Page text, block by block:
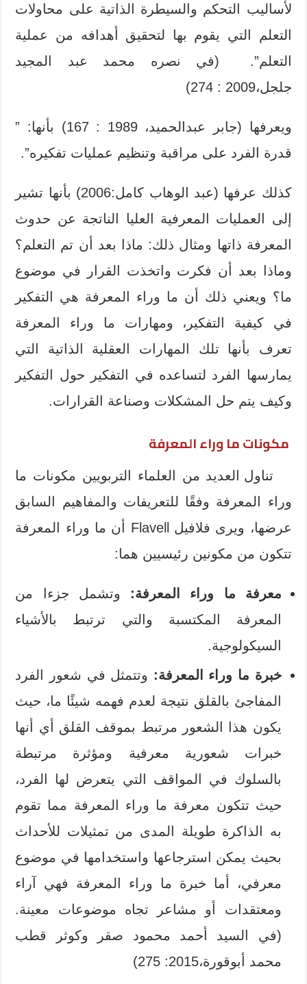
لأساليب التحكم والسيطرة الذاتية على محاولات
التعلم التي يقوم بها لتحقيق أهدافه من عملية
التعلم”. (في نصره محمد عبد المجيد
جلجل،2009 : 274)
ويعرفها (جابر عبدالحميد، 1989 : 167) بأنها: ”
قدرة الفرد على مراقبة وتنظيم عمليات تفكيره”.
كذلك عرفها (عبد الوهاب كامل:2006) بأنها تشير
إلى العمليات المعرفية العليا الناتجة عن حدوث
المعرفة ذاتها ومثال ذلك: ماذا بعد أن تم التعلم؟
وماذا بعد أن فكرت واتخذت القرار في موضوع
ما؟ ويعني ذلك أن ما وراء المعرفة هي التفكير
في كيفية التفكير، ومهارات ما وراء المعرفة
تعرف بأنها تلك المهارات العقلية الذاتية التي
يمارسها الفرد لتساعده في التفكير حول التفكير
وكيف يتم حل المشكلات وصناعة القرارات.
مكونات ما وراء المعرفة
تناول العديد من العلماء التربويين مكونات ما
وراء المعرفة وفقًا للتعريفات والمفاهيم السابق
عرضها، ويرى فلافيل Flavell أن ما وراء المعرفة
تتكون من مكونين رئيسيين هما:
معرفة ما وراء المعرفة: وتشمل جزءا من
المعرفة المكتسبة والتي ترتبط بالأشياء
السيكولوجية.
خبرة ما وراء المعرفة: وتتمثل في شعور الفرد
المفاجئ بالقلق نتيجة لعدم فهمه شيئًا ما، حيث
يكون هذا الشعور مرتبط بموقف القلق أي أنها
خبرات شعورية معرفية ومؤثرة مرتبطة
بالسلوك في المواقف التي يتعرض لها الفرد،
حيث تتكون معرفة ما وراء المعرفة مما تقوم
به الذاكرة طويلة المدى من تمثيلات للأحداث
بحيث يمكن استرجاعها واستخدامها في موضوع
معرفي، أما خبرة ما وراء المعرفة فهي آراء
ومعتقدات أو مشاعر تجاه موضوعات معينة.
(في السيد أحمد محمود صقر وكوثر قطب
محمد أبوقورة،2015: 275)